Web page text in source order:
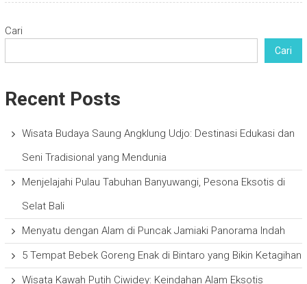
Cari
Cari
Recent Posts
Wisata Budaya Saung Angklung Udjo: Destinasi Edukasi dan
Seni Tradisional yang Mendunia
Menjelajahi Pulau Tabuhan Banyuwangi, Pesona Eksotis di
Selat Bali
Menyatu dengan Alam di Puncak Jamiaki Panorama Indah
5 Tempat Bebek Goreng Enak di Bintaro yang Bikin Ketagihan
Wisata Kawah Putih Ciwidey: Keindahan Alam Eksotis